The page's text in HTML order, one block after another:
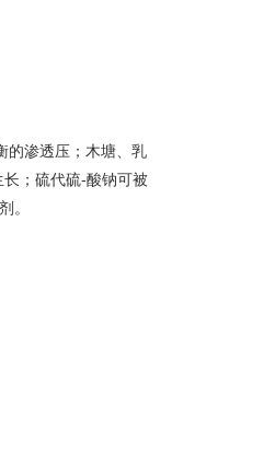
的渗透压；木塘、乳
；硫代硫-酸钠可被
。